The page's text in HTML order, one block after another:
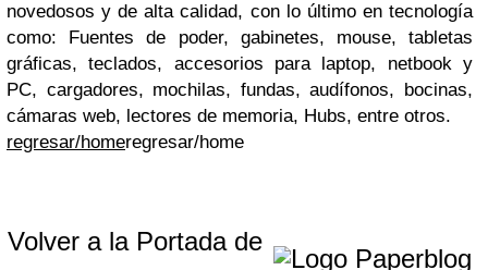
novedosos y de alta calidad, con lo último en tecnología
como: Fuentes de poder, gabinetes, mouse, tabletas
gráficas, teclados, accesorios para laptop, netbook y
PC, cargadores, mochilas, fundas, audífonos, bocinas,
cámaras web, lectores de memoria, Hubs, entre otros.
regresar/homeregresar/home
Volver a la Portada de